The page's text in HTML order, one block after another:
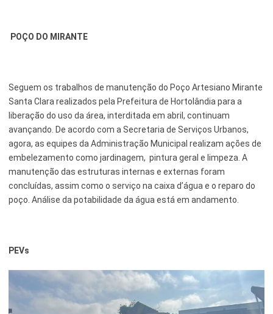
POÇO DO MIRANTE
Seguem os trabalhos de manutenção do Poço Artesiano Mirante
Santa Clara realizados pela Prefeitura de Hortolândia para a
liberação do uso da área, interditada em abril, continuam
avançando. De acordo com a Secretaria de Serviços Urbanos,
agora, as equipes da Administração Municipal realizam ações de
embelezamento como jardinagem, pintura geral e limpeza. A
manutenção das estruturas internas e externas foram
concluídas, assim como o serviço na caixa d’água e o reparo do
poço. Análise da potabilidade da água está em andamento.
PEVs